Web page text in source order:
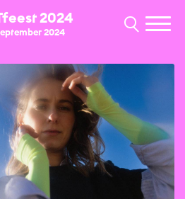
2024
2024